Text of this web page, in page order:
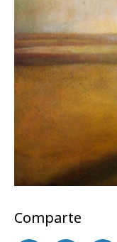
Comparte